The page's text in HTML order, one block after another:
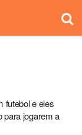
futebol e eles
para jogarem a